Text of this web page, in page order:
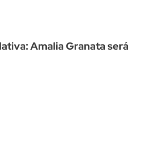
Amalia Granata será